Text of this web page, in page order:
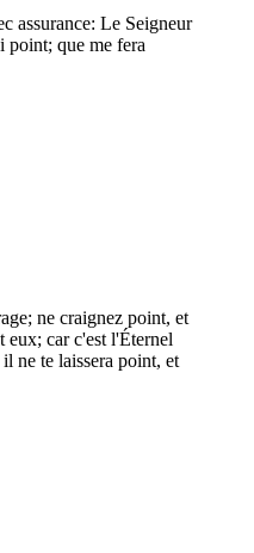
assurance: Le Seigneur
point; que me fera
ne craignez point, et
eux; car c'est l'Éternel
ne te laissera point, et